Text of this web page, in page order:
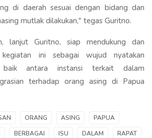
di daerah sesuai dengan bidang dan
mutlak dilakukan," tegas Guritno.
lanjut Guritno, siap mendukung dan
ini sebagai wujud nyatakan
baik antara instansi terkait dalam
terhadap orang asing di Papua
ORANG ASING
PAPUA
BERBAGAI ISU DALAM RAPAT